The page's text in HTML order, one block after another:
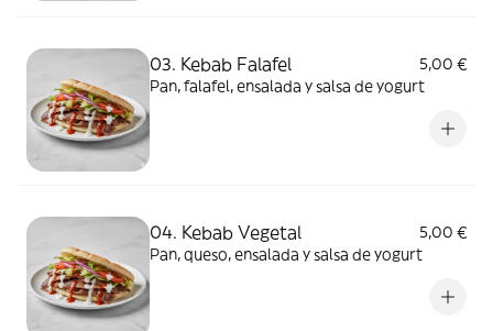
03. Kebab Falafel
5,00 €
Pan, falafel, ensalada y salsa de yogurt
04. Kebab Vegetal
5,00 €
Pan, queso, ensalada y salsa de yogurt